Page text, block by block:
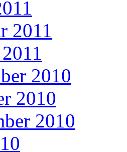
2011
2010
2010
2010